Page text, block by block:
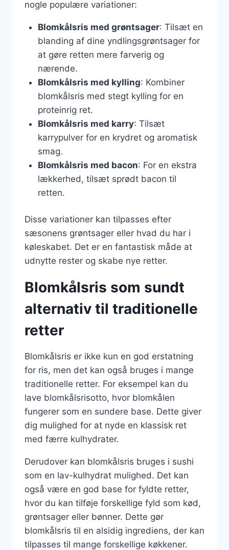
nogle populære variationer:
Blomkålsris med grøntsager: Tilsæt en
blanding af dine yndlingsgrøntsager for
at gøre retten mere farverig og
nærende.
Blomkålsris med kylling: Kombiner
blomkålsris med stegt kylling for en
proteinrig ret.
Blomkålsris med karry: Tilsæt
karrypulver for en krydret og aromatisk
smag.
Blomkålsris med bacon: For en ekstra
lækkerhed, tilsæt sprødt bacon til
retten.
Disse variationer kan tilpasses efter
sæsonens grøntsager eller hvad du har i
køleskabet. Det er en fantastisk måde at
udnytte rester og skabe nye retter.
Blomkålsris som sundt
alternativ til traditionelle
retter
Blomkålsris er ikke kun en god erstatning
for ris, men det kan også bruges i mange
traditionelle retter. For eksempel kan du
lave blomkålsrisotto, hvor blomkålen
fungerer som en sundere base. Dette giver
dig mulighed for at nyde en klassisk ret
med færre kulhydrater.
Derudover kan blomkålsris bruges i sushi
som en lav-kulhydrat mulighed. Det kan
også være en god base for fyldte retter,
hvor du kan tilføje forskellige fyld som kød,
grøntsager eller bønner. Dette gør
blomkålsris til en alsidig ingrediens, der kan
tilpasses til mange forskellige køkkener.